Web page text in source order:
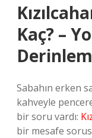
Kaç? –
Sabahın erken
kahveyle
bir soru vardı:
bir mesafe